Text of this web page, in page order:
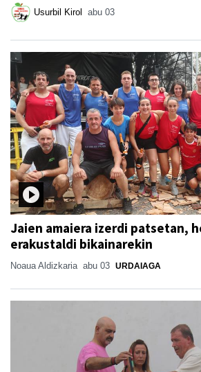
Usurbil Kirol abu 03
Jaien amaiera izerdi patsetan,
erakustaldi bikainarekin
Noaua Aldizkaria abu 03 URDAIAGA